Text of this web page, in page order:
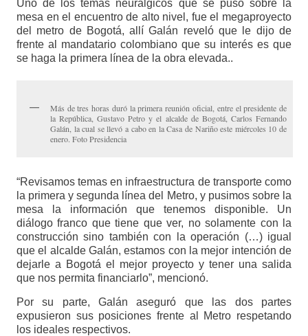
Uno de los temas neurálgicos que se puso sobre la
mesa en el encuentro de alto nivel, fue el megaproyecto
del metro de Bogotá, allí Galán reveló que le dijo de
frente al mandatario colombiano que su interés es que
se haga la primera línea de la obra elevada..
Más de tres horas duró la primera reunión oficial, entre el presidente de
la República, Gustavo Petro y el alcalde de Bogotá, Carlos Fernando
Galán, la cual se llevó a cabo en la Casa de Nariño este miércoles 10 de
enero. Foto Presidencia
“Revisamos temas en infraestructura de transporte como
la primera y segunda línea del Metro, y pusimos sobre la
mesa la información que tenemos disponible. Un
diálogo franco que tiene que ver, no solamente con la
construcción sino también con la operación (…) igual
que el alcalde Galán, estamos con la mejor intención de
dejarle a Bogotá el mejor proyecto y tener una salida
que nos permita financiarlo”, mencionó.
Por su parte, Galán aseguró que las dos partes
expusieron sus posiciones frente al Metro respetando
los ideales respectivos.